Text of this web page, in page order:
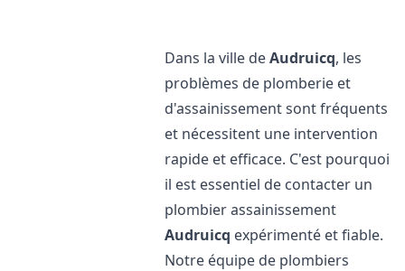
Dans la ville deAudruicq, les
problèmes de plomberie et
d'assainissement sont fréquents
et nécessitent une intervention
rapide et efficace. C'est pourquoi
il est essentiel de contacter un
plombier assainissement
Audruicq expérimenté et fiable.
Notre équipe de plombiers